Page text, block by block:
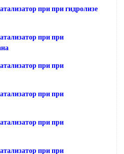
при при гидролизе
при при
при при
при при
при при
при при